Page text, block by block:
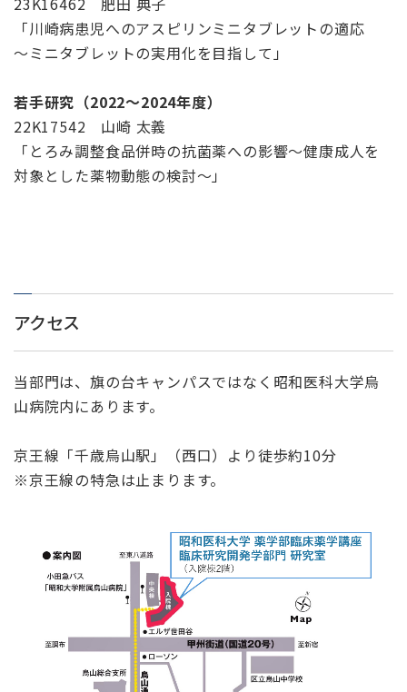
「川崎病患児へのアスピリンミニタブレットの適応
～ミニタブレットの実用化を目指して」
若手研究（2022～2024年度）
22K17542 山崎 太義
「とろみ調整食品併時の抗菌薬への影響～健康成人を
対象とした薬物動態の検討～」
アクセス
当部門は、旗の台キャンパスではなく昭和医科大学烏
山病院内にあります。
京王線「千歳烏山駅」（西口）より徒歩約10分
※京王線の特急は止まります。